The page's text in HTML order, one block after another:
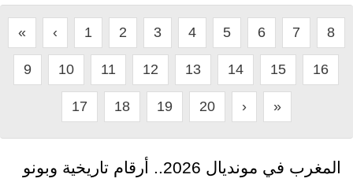
« ‹ 1 2 3 4 5 6 7 8
9 10 11 12 13 14 15 16
17 18 19 20 › »
المغرب في مونديال 2026.. أرقام تاريخية وبونو